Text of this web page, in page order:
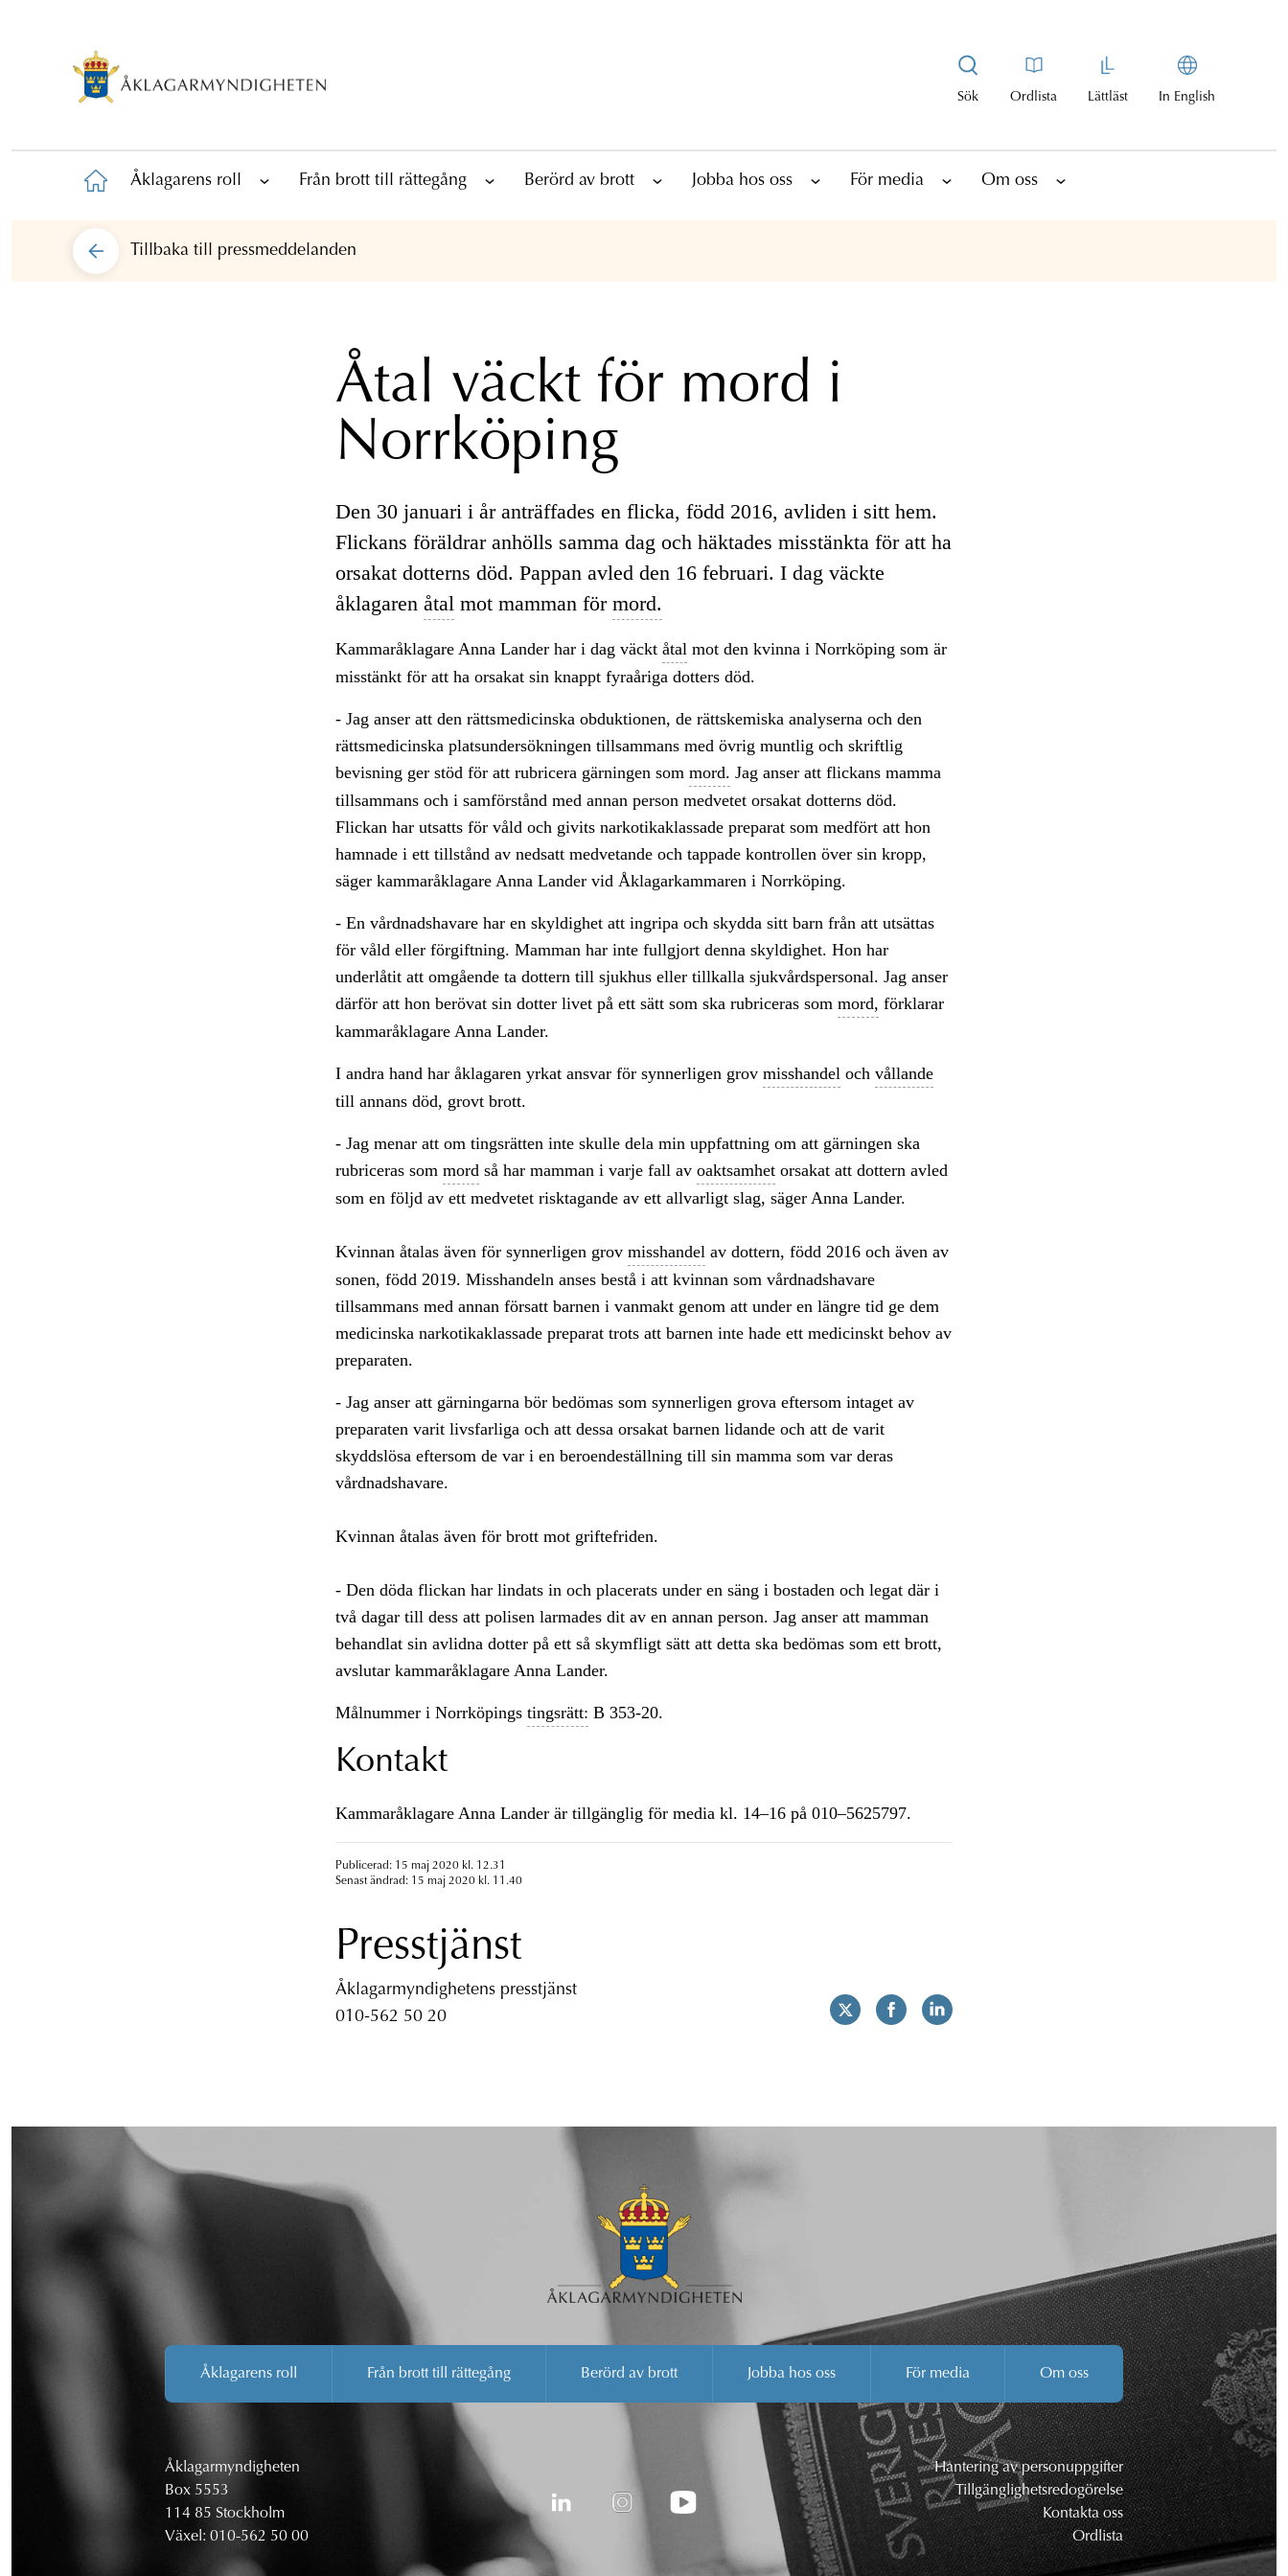
Sök Ordlista Lättläst In English
Åklagarens roll Från brott till rättegång Berörd av brott Jobba hos oss För media Om oss
Tillbaka till pressmeddelanden
Åtal väckt för mord i
Norrköping
Den 30 januari i år anträffades en flicka, född 2016, avliden i sitt hem.
Flickans föräldrar anhölls samma dag och häktades misstänkta för att ha
orsakat dotterns död. Pappan avled den 16 februari. I dag väckte
åklagaren åtal mot mamman för mord.
Kammaråklagare Anna Lander har i dag väckt åtal mot den kvinna i Norrköping som är
misstänkt för att ha orsakat sin knappt fyraåriga dotters död.
- Jag anser att den rättsmedicinska obduktionen, de rättskemiska analyserna och den
rättsmedicinska platsundersökningen tillsammans med övrig muntlig och skriftlig
bevisning ger stöd för att rubricera gärningen som mord. Jag anser att flickans mamma
tillsammans och i samförstånd med annan person medvetet orsakat dotterns död.
Flickan har utsatts för våld och givits narkotikaklassade preparat som medfört att hon
hamnade i ett tillstånd av nedsatt medvetande och tappade kontrollen över sin kropp,
säger kammaråklagare Anna Lander vid Åklagarkammaren i Norrköping.
- En vårdnadshavare har en skyldighet att ingripa och skydda sitt barn från att utsättas
för våld eller förgiftning. Mamman har inte fullgjort denna skyldighet. Hon har
underlåtit att omgående ta dottern till sjukhus eller tillkalla sjukvårdspersonal. Jag anser
därför att hon berövat sin dotter livet på ett sätt som ska rubriceras som mord, förklarar
kammaråklagare Anna Lander.
I andra hand har åklagaren yrkat ansvar för synnerligen grov misshandel och vållande
till annans död, grovt brott.
- Jag menar att om tingsrätten inte skulle dela min uppfattning om att gärningen ska
rubriceras som mord så har mamman i varje fall av oaktsamhetorsakat att dottern avled
som en följd av ett medvetet risktagande av ett allvarligt slag, säger Anna Lander.
Kvinnan åtalas även för synnerligen grov misshandel av dottern, född 2016 och även av
sonen, född 2019. Misshandeln anses bestå i att kvinnan som vårdnadshavare
tillsammans med annan försatt barnen i vanmakt genom att under en längre tid ge dem
medicinska narkotikaklassade preparat trots att barnen inte hade ett medicinskt behov av
preparaten.
- Jag anser att gärningarna bör bedömas som synnerligen grova eftersom intaget av
preparaten varit livsfarliga och att dessa orsakat barnen lidande och att de varit
skyddslösa eftersom de var i en beroendeställning till sin mamma som var deras
vårdnadshavare.
Kvinnan åtalas även för brott mot griftefriden.
- Den döda flickan har lindats in och placerats under en säng i bostaden och legat där i
två dagar till dess att polisen larmades dit av en annan person. Jag anser att mamman
behandlat sin avlidna dotter på ett så skymfligt sätt att detta ska bedömas som ett brott,
avslutar kammaråklagare Anna Lander.
Målnummer i Norrköpings tingsrätt: B 353-20.
Kontakt
Kammaråklagare Anna Lander är tillgänglig för media kl. 14–16 på 010–5625797.
Publicerad: 15 maj 2020 kl. 12.31
Senast ändrad: 15 maj 2020 kl. 11.40
Presstjänst
Åklagarmyndighetens presstjänst
010-562 50 20
Åklagarens roll Från brott till rättegång Berörd av brott Jobba hos oss För media Om oss
Åklagarmyndigheten
Box 5553
114 85 Stockholm
Växel: 010-562 50 00
Hantering av personuppgifter
Tillgänglighetsredogörelse
Kontakta oss
Ordlista